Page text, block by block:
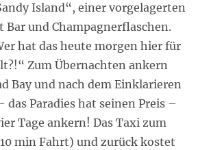
Island“, einer vorgelagerten
Bar und Champagnerflaschen.
hat das heute morgen hier für
Zum Übernachten ankern
Bay und nach dem Einklarieren
das Paradies hat seinen Preis –
Tage ankern! Das Taxi zum
min Fahrt) und zurück kostet